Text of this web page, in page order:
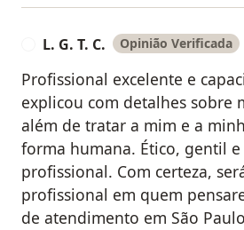
L. G. T. C. Opinião Verificada
Profissional excelente e
explicou com detalhes sobre
além de tratar a mim e a
forma humana. Ético, gentil e
profissional. Com certeza,
profissional em quem
de atendimento em São